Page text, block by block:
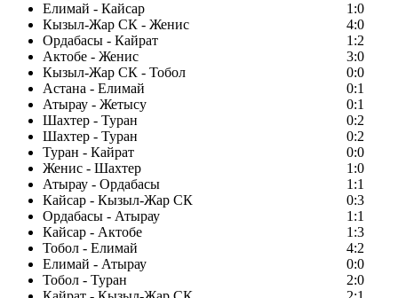
Елимай - Кайсар
1:0
Кызыл-Жар СК - Женис
4:0
Ордабасы - Кайрат
1:2
Актобе - Женис
3:0
Кызыл-Жар СК - Тобол
0:0
Астана - Елимай
0:1
Атырау - Жетысу
0:1
Шахтер - Туран
0:2
Шахтер - Туран
0:2
Туран - Кайрат
0:0
Женис - Шахтер
1:0
Атырау - Ордабасы
1:1
Кайсар - Кызыл-Жар СК
0:3
Ордабасы - Атырау
1:1
Кайсар - Актобе
1:3
Тобол - Елимай
4:2
Елимай - Атырау
0:0
Тобол - Туран
2:0